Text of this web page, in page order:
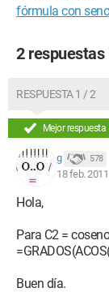
fórmula con
2 respuestas
RESPUESTA 1 / 2
Mejor respuesta
g 578
18 feb.
Hola,
Para C2 = coseno
Buen día.